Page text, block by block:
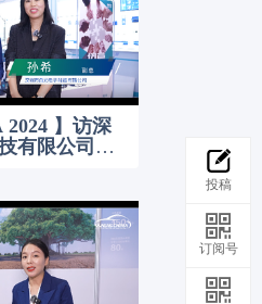
2024 】访深
有限公司副
投稿
订阅号